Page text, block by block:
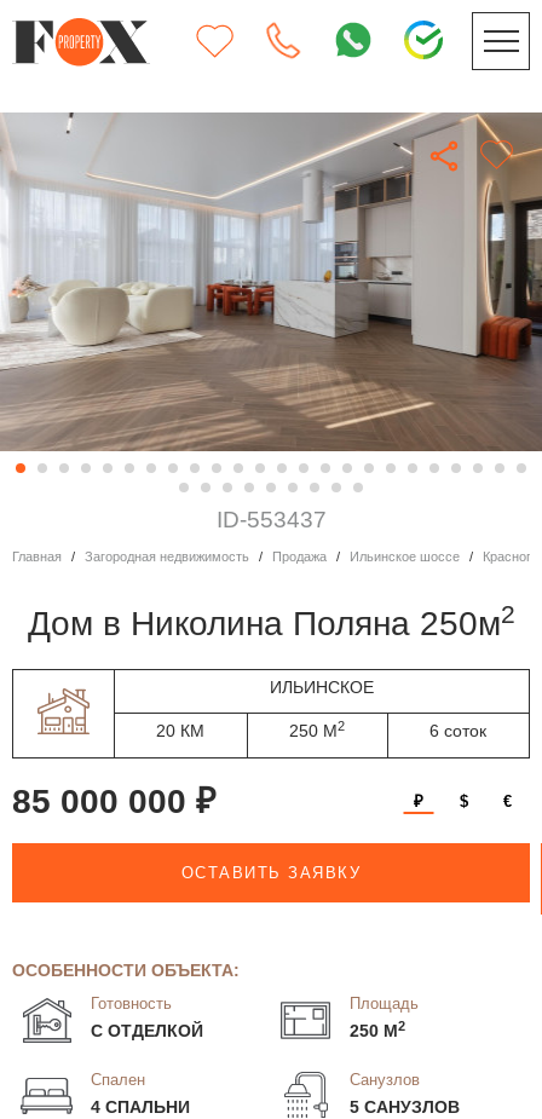
ID-553437
Главная Загородная недвижимость Продажа Ильинское шоссе
дом в Николина Поляна 250м2
ИЛЬИНСКОЕ
20 КМ 250 М2 6 соток
85 000 000 ₽ ₽ $ €
ОСТАВИТЬ ЗАЯВКУ
ОСОБЕННОСТИ ОБЪЕКТА:
Готовность
С ОТДЕЛКОЙ
Площадь
250 М2
Спален
4 СПАЛЬНИ
Санузлов
5 САНУЗЛОВ